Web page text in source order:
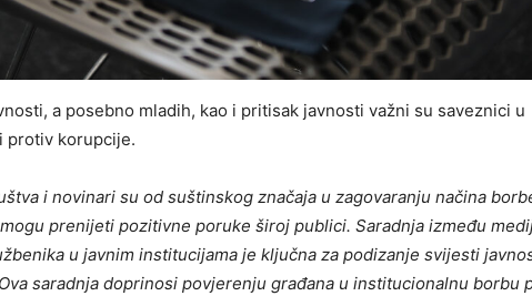
a posebno mladih, kao i pritisak javnosti važni su saveznici u
protiv korupcije.
i novinari su od suštinskog značaja u zagovaranju načina
prenijeti pozitivne poruke široj publici. Saradnja između
u javnim institucijama je ključna za podizanje svijesti
saradnja doprinosi povjerenju građana u institucionalnu borbu